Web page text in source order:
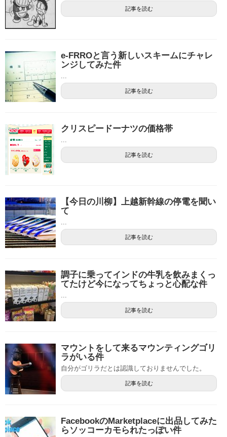
記事を読む
e-FRROと言う新しいスキームにチャレ
ンジしてみた件
...
記事を読む
クリスピードーナツの価格帯
...
記事を読む
【今日の川柳】上越新幹線の停電を聞い
て
...
記事を読む
調子に乗ってインドの牛乳を飲みまくっ
てたけど今になってちょっと心配な件
...
記事を読む
マウントをして来るマウンティングゴリ
ラがいる件
自分がゴリラだとは認識しておりませんでした。
記事を読む
FacebookのMarketplaceに出品してみた
らソッコーカモられたっぽい件